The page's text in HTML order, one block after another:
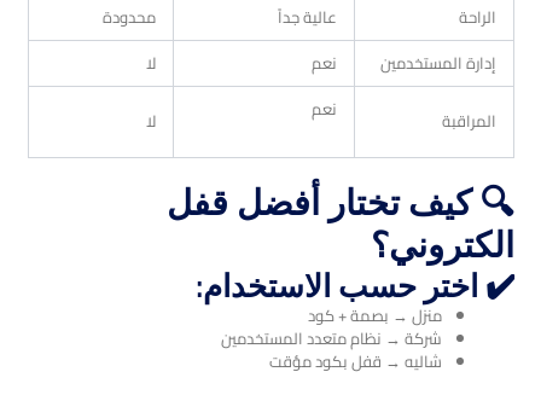
الراحة
عالية جداً
محدودة
إدارة المستخدمين
نعم
لا
المراقبة
نعم لا
🔍 كيف تختار أفضل قفل
الكتروني؟
✔️ اختر حسب الاستخدام:
منزل → بصمة + كود
شركة → نظام متعدد المستخدمين
شاليه → قفل بكود مؤقت